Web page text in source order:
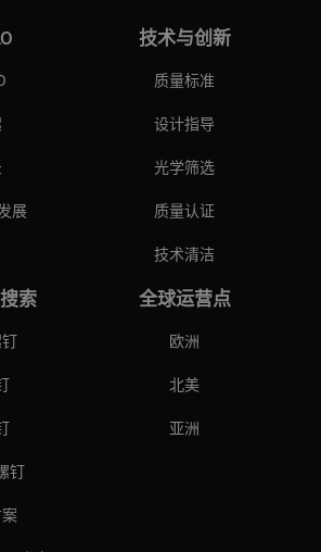
展
索
钉
技术与创新
质量标准
设计指导
光学筛选
质量认证
技术清洁
全球运营点
欧洲
北美
亚洲